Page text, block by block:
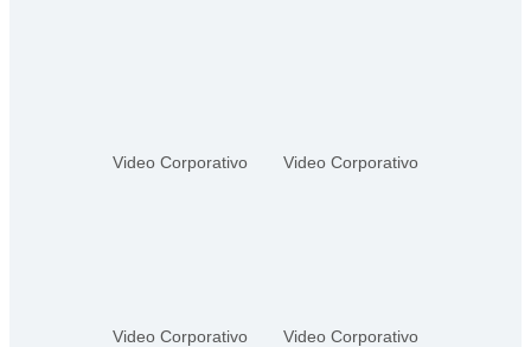
Video Corporativo Video Corporativo
Video Corporativo Video Corporativo